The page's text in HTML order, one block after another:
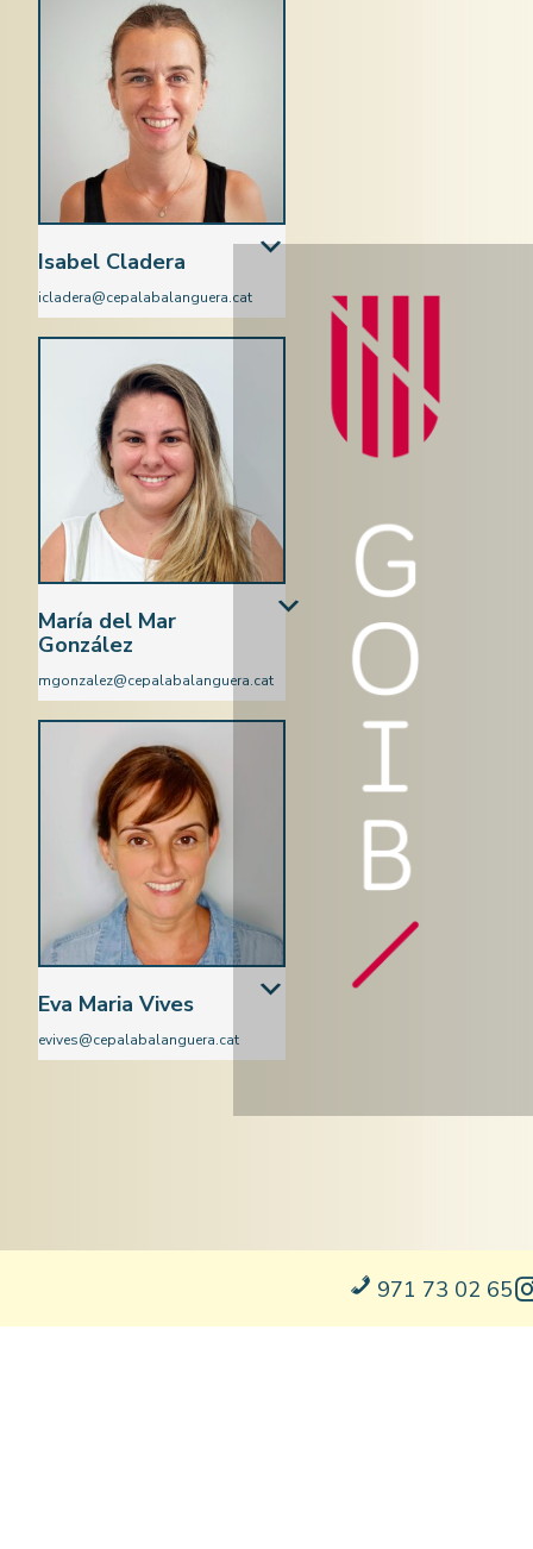
Isabel Cladera
icladera@cepalabalanguera.cat
Perruqueria
María del Mar
González
mgonzalez@cepalabalanguera.cat
Estètica
Eva Maria Vives
evives@cepalabalanguera.cat
Anglès i Castellà
971 73 02 65